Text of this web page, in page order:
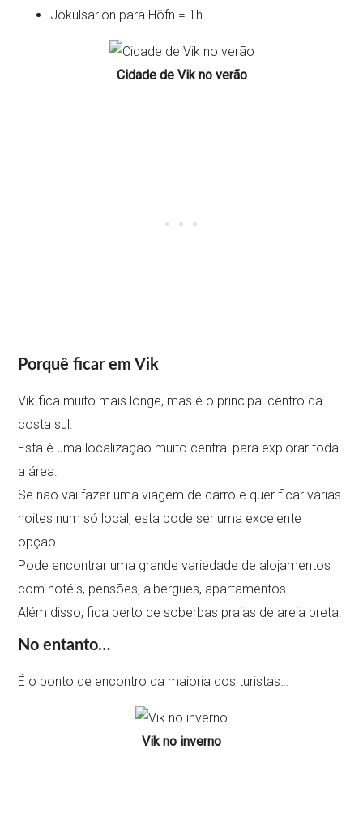
Jokulsarlon para Höfn = 1h
Cidade de Vik no verão
Porquê ficar em Vik
Vik fica muito mais longe, mas é o principal centro da
costa sul.
Esta é uma localização muito central para explorar toda
a área.
Se não vai fazer uma viagem de carro e quer ficar várias
noites num só local, esta pode ser uma excelente
opção.
Pode encontrar uma grande variedade de alojamentos
com hotéis, pensões, albergues, apartamentos…
Além disso, fica perto de soberbas praias de areia preta.
No entanto…
É o ponto de encontro da maioria dos turistas…
Vik no inverno